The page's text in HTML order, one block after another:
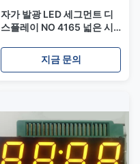
자가 발광 LED 세그먼트 디
스플레이 NO 4165 넓은 시
간 수명
지금 문의